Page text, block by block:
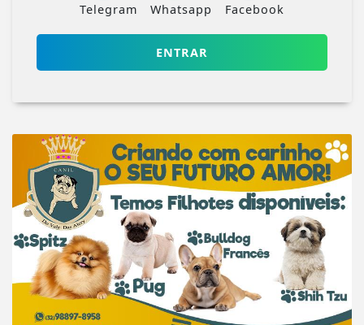
Telegram Whatsapp Facebook
ENTRAR